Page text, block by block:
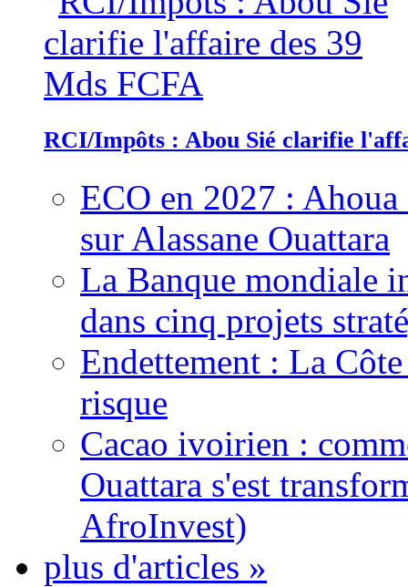
RCI/Impôts : Abou Sié clarifie
ECO en 2027 :
sur Alassane Ouattara
La Banque mondiale
dans cinq projets
Endettement : La
risque
Cacao ivoirien :
Ouattara s'est
AfroInvest)
plus d'articles »